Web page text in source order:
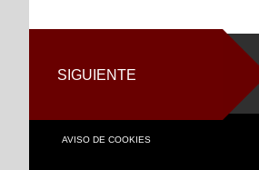
SIGUIENTE
AVISO DE COOKIES